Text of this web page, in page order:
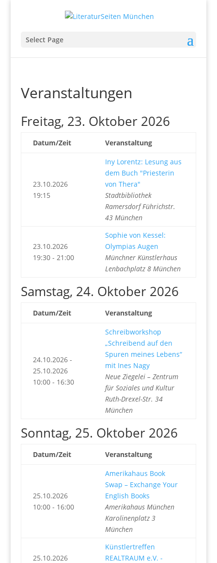
Select Page
Veranstaltungen
Freitag, 23. Oktober 2026
Datum/Zeit Veranstaltung
23.10.2026
19:15
Iny Lorentz: Lesung aus
dem Buch "Priesterin
von Thera"
Stadtbibliothek
Ramersdorf Führichstr.
43 München
23.10.2026
19:30 - 21:00
Sophie von Kessel:
Olympias Augen
Münchner Künstlerhaus
Lenbachplatz 8 München
Samstag, 24. Oktober 2026
Datum/Zeit Veranstaltung
24.10.2026 -
25.10.2026
10:00 - 16:30
Schreibworkshop
„Schreibend auf den
Spuren meines Lebens“
mit Ines Nagy
Neue Ziegelei – Zentrum
für Soziales und Kultur
Ruth-Drexel-Str. 34
München
Sonntag, 25. Oktober 2026
Datum/Zeit Veranstaltung
25.10.2026
10:00 - 16:00
Amerikahaus Book
Swap – Exchange Your
English Books
Amerikahaus München
Karolinenplatz 3
München
25.10.2026
Künstlertreffen
REALTRAUM e.V. -